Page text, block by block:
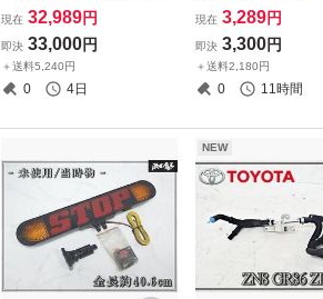
CV4W CV5W デリカ D:5 フ
ロントバンパーガード / プロ
テクターガード 外装 エアロ
つや無しブラック D:5
現在 32,989円
即決 33,000円
＋送料5,240円
0 4日
ト 12V Art 33000013 /
現在 3,289円
即決 3,300円
＋送料2,180円
0 11時間
NEW